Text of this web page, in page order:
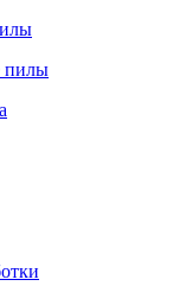
пилы